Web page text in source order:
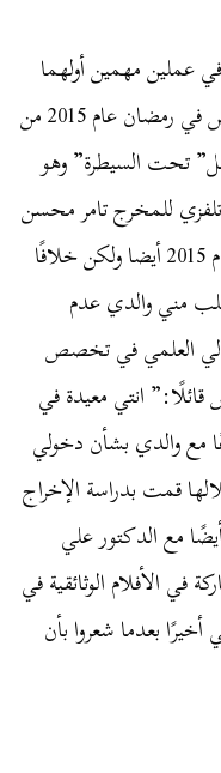
عملين مهمين أولهما
مسلسل “استاذ ورئيس قسم” الذي عرض في رمضان عام 2015 من
تحت السيطرة” وهو
تلفزي للمخرج تامر محسن
والذي تم عرضه في السباق الرمضاني عام 2015 أيضا ولكن خلافًا
مني والدي عدم
العلمي في تخصص
انتي معيدة في
مع والدي بشأن دخولي
قمت بدراسة الإخراج
مع الدكتور علي
في الأفلام الوثائقية في
بعدما شعروا بأن